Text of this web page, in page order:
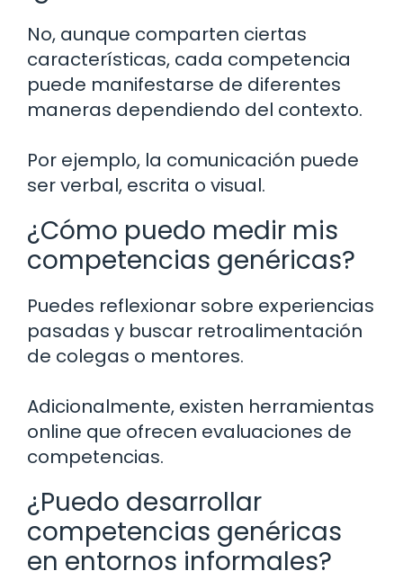
No, aunque comparten ciertas
características, cada competencia
puede manifestarse de diferentes
maneras dependiendo del contexto.
Por ejemplo, la comunicación puede
ser verbal, escrita o visual.
¿Cómo puedo medir mis
competencias genéricas?
Puedes reflexionar sobre experiencias
pasadas y buscar retroalimentación
de colegas o mentores.
Adicionalmente, existen herramientas
online que ofrecen evaluaciones de
competencias.
¿Puedo desarrollar
competencias genéricas
en entornos informales?